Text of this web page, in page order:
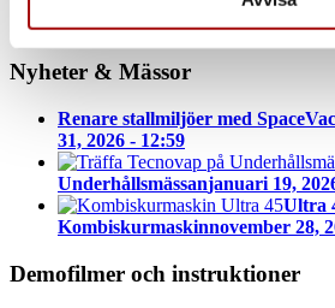
Nyheter & Mässor
Renare stallmiljöer med
31, 2026 - 12:59
Underhållsmässanjanuari 19,
Ultra
Kombiskurmaskinnovember 28,
Demofilmer och instruktioner